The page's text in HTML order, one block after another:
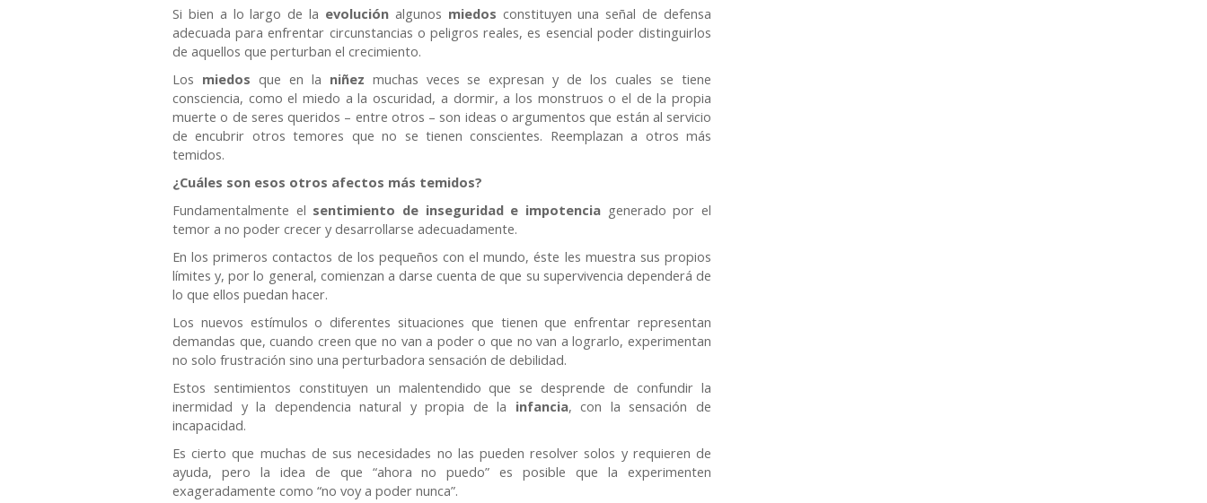
Si bien a lo largo de la evolución algunos miedos constituyen una señal de defensa
adecuada para enfrentar circunstancias o peligros reales, es esencial poder distinguirlos
de aquellos que perturban el crecimiento.
Los miedos que en la niñez muchas veces se expresan y de los cuales se tiene
consciencia, como el miedo a la oscuridad, a dormir, a los monstruos o el de la propia
muerte o de seres queridos – entre otros – son ideas o argumentos que están al servicio
de encubrir otros temores que no se tienen conscientes. Reemplazan a otros más
temidos.
¿Cuáles son esos otros afectos más temidos?
Fundamentalmente el sentimiento de inseguridad e impotencia generado por el
temor a no poder crecer y desarrollarse adecuadamente.
En los primeros contactos de los pequeños con el mundo, éste les muestra sus propios
límites y, por lo general, comienzan a darse cuenta de que su supervivencia dependerá de
lo que ellos puedan hacer.
Los nuevos estímulos o diferentes situaciones que tienen que enfrentar representan
demandas que, cuando creen que no van a poder o que no van a lograrlo, experimentan
no solo frustración sino una perturbadora sensación de debilidad.
Estos sentimientos constituyen un malentendido que se desprende de confundir la
inermidad y la dependencia natural y propia de la infancia, con la sensación de
incapacidad.
Es cierto que muchas de sus necesidades no las pueden resolver solos y requieren de
ayuda, pero la idea de que “ahora no puedo” es posible que la experimenten
exageradamente como “no voy a poder nunca”.